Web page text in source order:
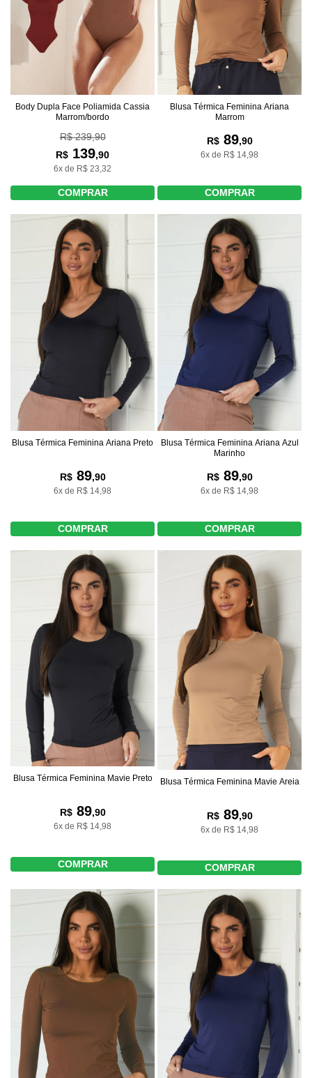
Body Dupla Face Poliamida Cassia
Marrom/bordo
R$ 239,90
R$ 139,90
6x de R$ 23,32
COMPRAR
Blusa Térmica Feminina Ariana
Marrom
R$89,90
6x de R$ 14,98
COMPRAR
Blusa Térmica Feminina Ariana Preto
R$89,90
6x de R$ 14,98
COMPRAR
Blusa Térmica Feminina Ariana Azul
Marinho
R$89,90
6x de R$ 14,98
COMPRAR
Blusa Térmica Feminina Mavie Preto
R$89,90
6x de R$ 14,98
COMPRAR
Blusa Térmica Feminina Mavie Areia
R$89,90
6x de R$ 14,98
COMPRAR